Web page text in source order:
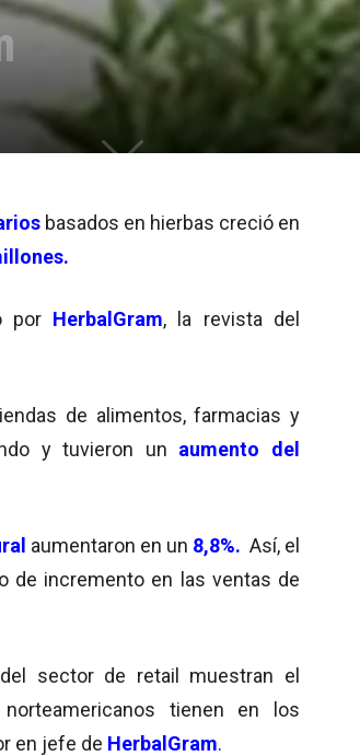
basados en hierbas creció en
por HerbalGram, la revista del
de alimentos, farmacias y
y tuvieron un aumento del
aumentaron en un 8,8%. Así, el
de incremento en las ventas de
sector de retail muestran el
tienen en los
en jefe de HerbalGram.